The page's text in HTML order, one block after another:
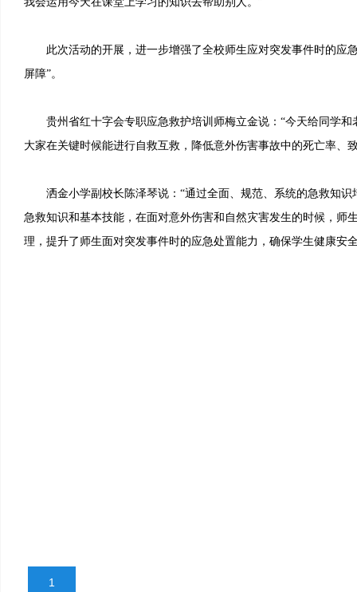
此次活动的开展，进一步增强了全校师生应对突发事件时的应
屏障”。
贵州省红十字会专职应急救护培训师梅立金说：“今天给同学和
大家在关键时候能进行自救互救，降低意外伤害事故中的死亡率、
洒金小学副校长陈泽琴说：“通过全面、规范、系统的急救知识
急救知识和基本技能，在面对意外伤害和自然灾害发生的时候，师
理，提升了师生面对突发事件时的应急处置能力，确保学生健康安
1